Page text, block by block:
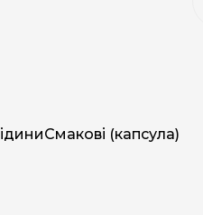
Смакові (капсула)